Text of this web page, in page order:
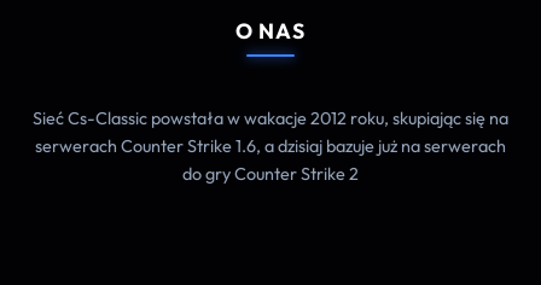
O NAS
Sieć Cs-Classic powstała w wakacje 2012 roku, skupiając się na
serwerach Counter Strike 1.6, a dzisiaj bazuje już na serwerach
do gry Counter Strike 2